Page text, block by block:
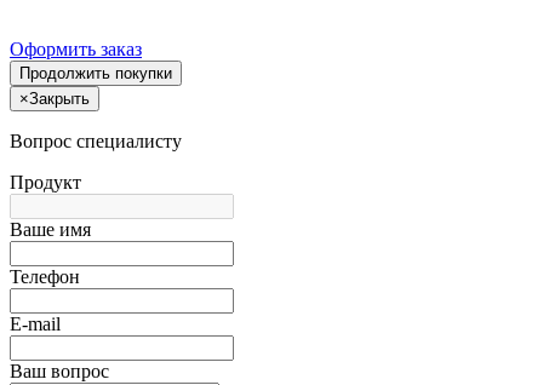
Оформить заказ
Продолжить покупки
×Закрыть
Вопрос специалисту
Продукт
Ваше имя
Телефон
E-mail
Ваш вопрос